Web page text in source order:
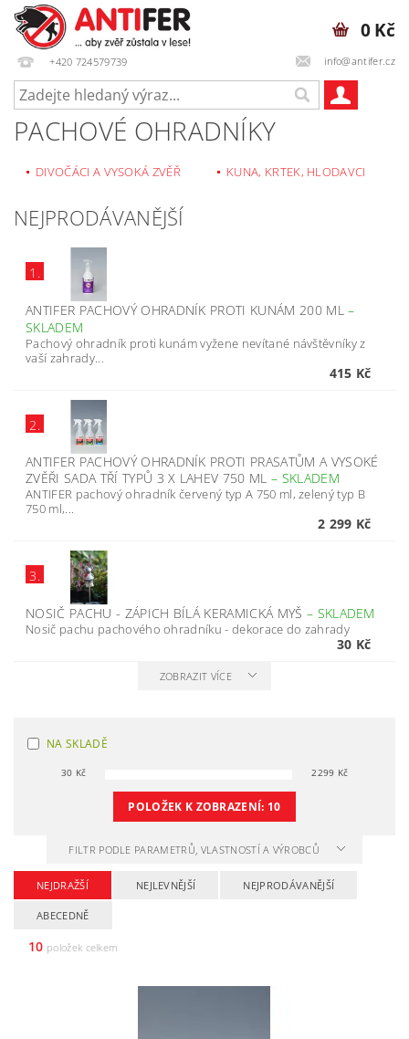
+420 724579739 info@antifer.cz
0 Kč
PACHOVÉ OHRADNÍKY
DIVOČÁCI A VYSOKÁ ZVĚŘ KUNA, KRTEK, HLODAVCI
NEJPRODÁVANĚJŠÍ
1.
ANTIFER PACHOVÝ OHRADNÍK PROTI KUNÁM 200 ML–
SKLADEM
Pachový ohradník proti kunám vyžene nevítané návštěvníky z
vaší zahrady...
415 Kč
2.
ANTIFER PACHOVÝ OHRADNÍK PROTI PRASATŮM A VYSOKÉ
ZVĚŘI SADA TŘÍ TYPŮ 3 X LAHEV 750 ML – SKLADEM
ANTIFER pachový ohradník červený typ A 750 ml, zelený typ B
750 ml,...
2 299 Kč
3.
NOSIČ PACHU - ZÁPICH BÍLÁ KERAMICKÁ MYŠ – SKLADEM
Nosič pachu pachového ohradníku - dekorace do zahrady
30 Kč
ZOBRAZIT VÍCE
NA SKLADĚ
30 Kč 2299 Kč
POLOŽEK K ZOBRAZENÍ: 10
FILTR PODLE PARAMETRŮ, VLASTNOSTÍ A VÝROBCŮ
NEJDRAŽŠÍ NEJLEVNĚJŠÍ NEJPRODÁVANĚJŠÍ
ABECEDNĚ
10 položek celkem